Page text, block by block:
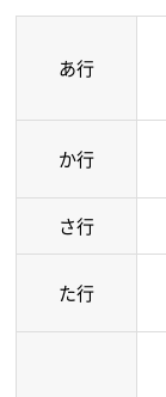
あ行
か行
さ行
た行